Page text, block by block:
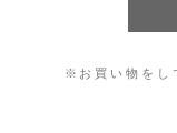
※お買い物をし